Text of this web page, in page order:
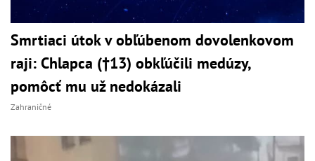
Smrtiaci útok v obľúbenom dovolenkovom
raji: Chlapca (†13) obkľúčili medúzy,
pomôcť mu už nedokázali
Zahraničné